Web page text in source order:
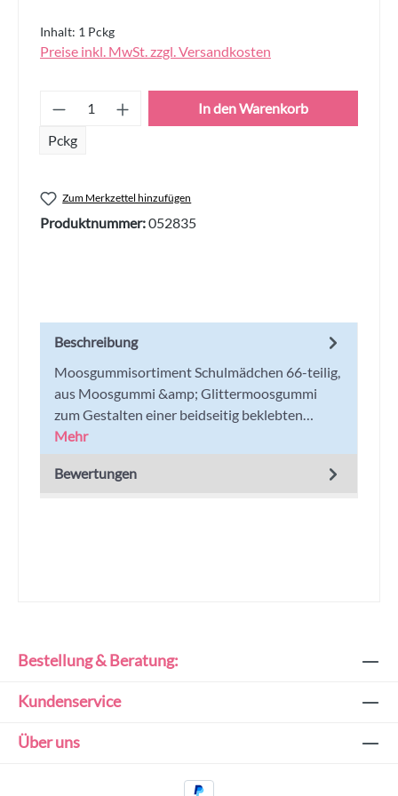
Inhalt: 1 Pckg
Preise inkl. MwSt. zzgl. Versandkosten
Produkt Anzahl: Gib den gewünschten
Pckg
In den Warenkorb
Zum Merkzettel hinzufügen
Produktnummer:052835
Beschreibung
Moosgummisortiment Schulmädchen 66-teilig,
aus Moosgummi &amp; Glittermoosgummi
zum Gestalten einer beidseitig beklebten…
Mehr
Bewertungen
Bestellung & Beratung:
Kundenservice
Über uns